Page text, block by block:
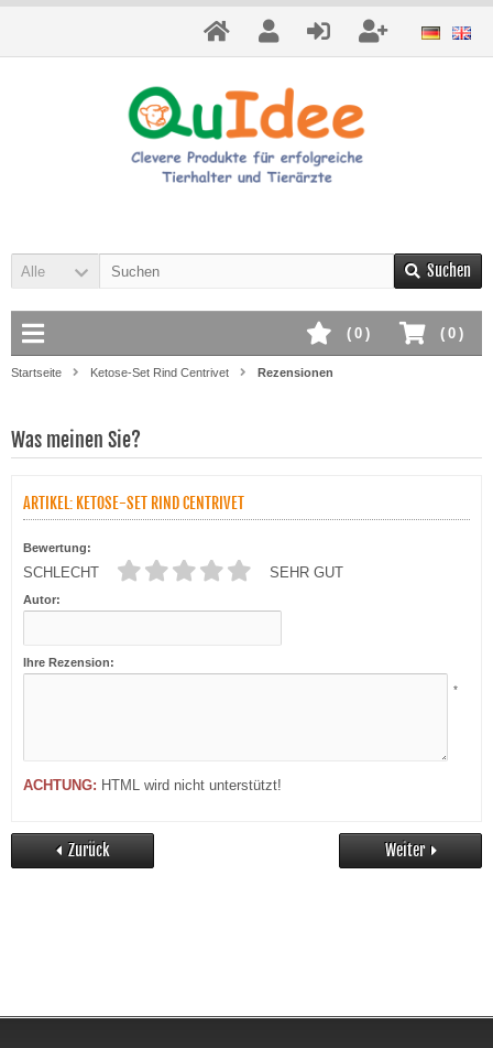
Alle Suchen
( 0 )
( 0 )
Startseite Ketose-Set Rind Centrivet Rezensionen
Was meinen Sie?
ARTIKEL: KETOSE-SET RIND CENTRIVET
Bewertung:
SCHLECHT SEHR GUT
Autor:
Ihre Rezension:
*
ACHTUNG: HTML wird nicht unterstützt!
Zurück Weiter